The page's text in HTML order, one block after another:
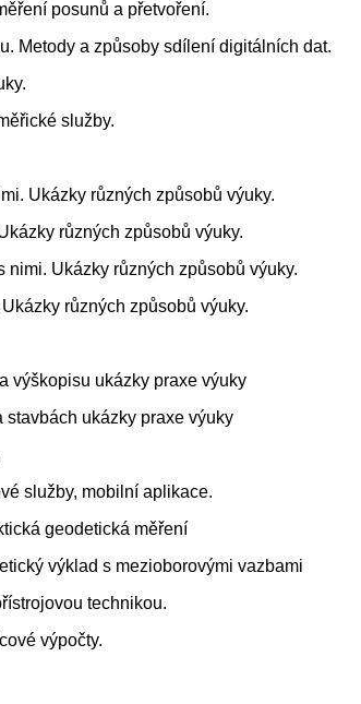
posunů a přetvoření.
Metody a způsoby sdílení digitálních dat.
služby.
Ukázky různých způsobů výuky.
různých způsobů výuky.
nimi. Ukázky různých způsobů výuky.
různých způsobů výuky.
výškopisu ukázky praxe výuky
ukázky praxe výuky
služby, mobilní aplikace.
geodetická měření
výklad s mezioborovými vazbami
technikou.
výpočty.